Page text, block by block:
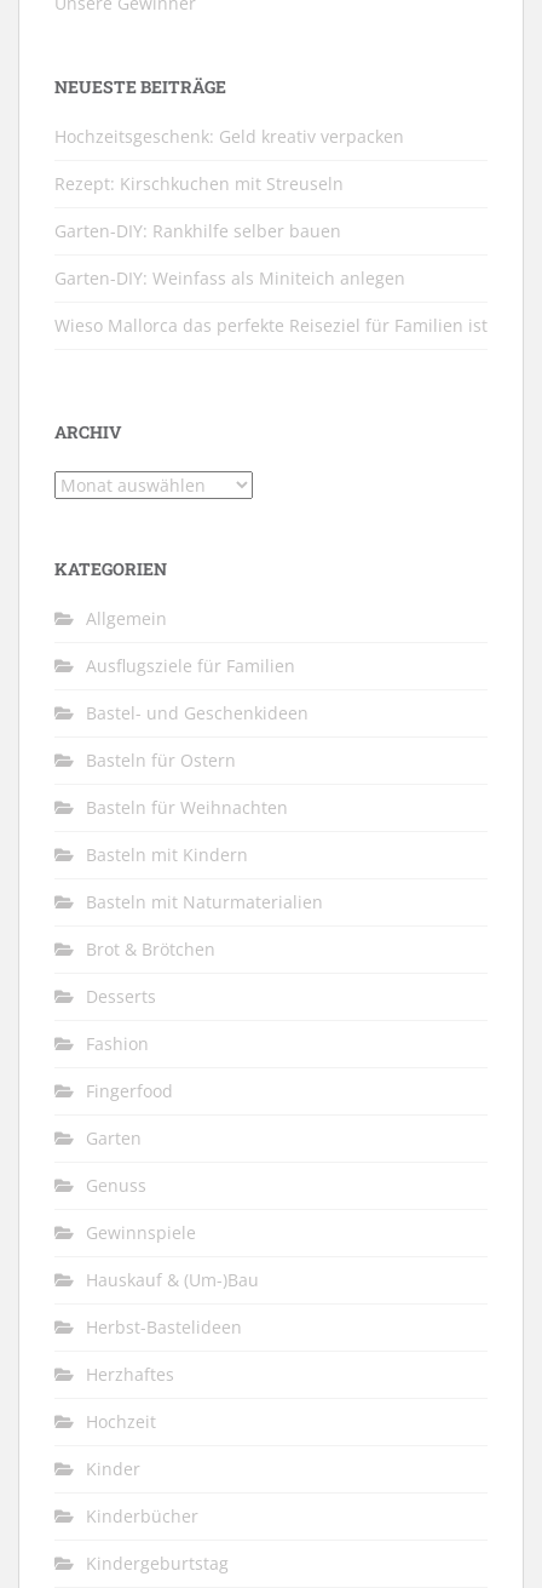
NEUESTE BEITRÄGE
Hochzeitsgeschenk: Geld kreativ verpacken
Rezept: Kirschkuchen mit Streuseln
Garten-DIY: Rankhilfe selber bauen
Garten-DIY: Weinfass als Miniteich anlegen
Wieso Mallorca das perfekte Reiseziel für Familien ist
ARCHIV
Archiv
KATEGORIEN
Allgemein
Ausflugsziele für Familien
Bastel- und Geschenkideen
Basteln für Ostern
Basteln für Weihnachten
Basteln mit Kindern
Basteln mit Naturmaterialien
Brot & Brötchen
Desserts
Fashion
Fingerfood
Garten
Genuss
Gewinnspiele
Hauskauf & (Um-)Bau
Herbst-Bastelideen
Herzhaftes
Hochzeit
Kinder
Kinderbücher
Kindergeburtstag